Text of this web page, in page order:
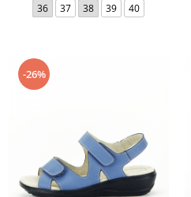
36 37 38 39 40
-26%